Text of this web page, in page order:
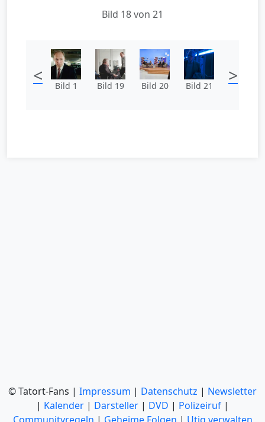
Bild 18 von 21
< Bild 1 Bild 19 Bild 20 Bild 21 >
© Tatort-Fans | Impressum | Datenschutz | Newsletter
| Kalender | Darsteller | DVD | Polizeiruf |